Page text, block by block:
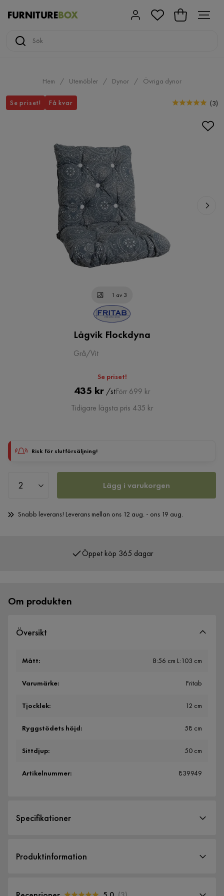
Hem Utemöbler Dynor Övriga dynor
Se priset! Få kvar (3)
1 av 3
Lågvik Flockdyna
Grå/Vit
Se priset!
Pris
435 kr /stOriginal
Pris
Förr 699 kr
Tidigare lägsta pris 435 kr
Risk för slutförsäljning!
Lägg i varukorgen
Snabb leverans! Leverans mellan ons 12 aug. - ons 19 aug.
Över 400 000 nöjda kunder
Om produkten
Översikt
Mått: B:56 cm L:103 cm
Varumärke: Fritab
Tjocklek: 12 cm
Ryggstödets höjd: 58 cm
Sittdjup: 50 cm
Artikelnummer: 839949
Specifikationer
Storlek
Produktinformation